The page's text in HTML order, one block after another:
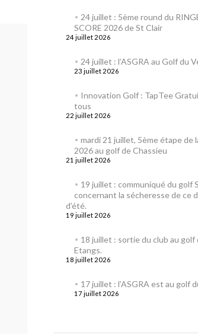
24 juillet : 5ème round du
SCORE 2026 de St Clair
24 juillet 2026
24 juillet : l’ASGRA au Golf du
23 juillet 2026
Innovation Golf : TapTee
tous
22 juillet 2026
mardi 21 juillet, 5ème étape de
2026 au golf de Chassieu
21 juillet 2026
19 juillet : communiqué du golf
concernant la sécheresse de ce
d’été.
19 juillet 2026
18 juillet : sortie du club au golf
Etangs.
18 juillet 2026
17 juillet : l’ASGRA est au golf
17 juillet 2026